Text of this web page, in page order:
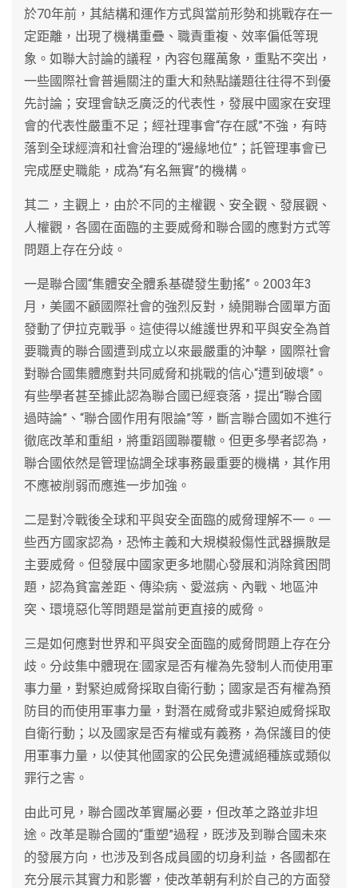
於70年前，其結構和運作方式與當前形勢和挑戰存在一
定距離，出現了機構重疊、職責重複、效率偏低等現
象。如聯大討論的議程，內容包羅萬象，重點不突出，
一些國際社會普遍關注的重大和熱點議題往往得不到優
先討論；安理會缺乏廣泛的代表性，發展中國家在安理
會的代表性嚴重不足；經社理事會“存在感”不強，有時
落到全球經濟和社會治理的“邊緣地位”；託管理事會已
完成歷史職能，成為“有名無實”的機構。
其二，主觀上，由於不同的主權觀、安全觀、發展觀、
人權觀，各國在面臨的主要威脅和聯合國的應對方式等
問題上存在分歧。
一是聯合國“集體安全體系基礎發生動搖”。2003年3
月，美國不顧國際社會的強烈反對，繞開聯合國單方面
發動了伊拉克戰爭。這使得以維護世界和平與安全為首
要職責的聯合國遭到成立以來最嚴重的沖擊，國際社會
對聯合國集體應對共同威脅和挑戰的信心“遭到破壞”。
有些學者甚至據此認為聯合國已經衰落，提出“聯合國
過時論”、“聯合國作用有限論”等，斷言聯合國如不進行
徹底改革和重組，將重蹈國聯覆轍。但更多學者認為，
聯合國依然是管理協調全球事務最重要的機構，其作用
不應被削弱而應進一步加強。
二是對冷戰後全球和平與安全面臨的威脅理解不一。一
些西方國家認為，恐怖主義和大規模殺傷性武器擴散是
主要威脅。但發展中國家更多地關心發展和消除貧困問
題，認為貧富差距、傳染病、愛滋病、內戰、地區沖
突、環境惡化等問題是當前更直接的威脅。
三是如何應對世界和平與安全面臨的威脅問題上存在分
歧。分歧集中體現在:國家是否有權為先發制人而使用軍
事力量，對緊迫威脅採取自衛行動；國家是否有權為預
防目的而使用軍事力量，對潛在威脅或非緊迫威脅採取
自衛行動；以及國家是否有權或有義務，為保護目的使
用軍事力量，以使其他國家的公民免遭滅絕種族或類似
罪行之害。
由此可見，聯合國改革實屬必要，但改革之路並非坦
途。改革是聯合國的“重塑”過程，既涉及到聯合國未來
的發展方向，也涉及到各成員國的切身利益，各國都在
充分展示其實力和影響，使改革朝有利於自己的方面發